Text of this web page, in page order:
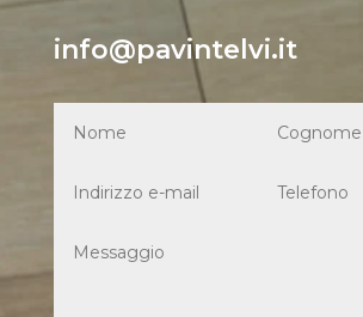
info@pavintelvi.it